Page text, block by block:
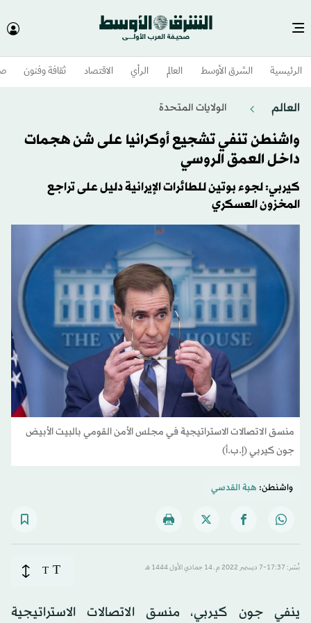
الرئيسية الشرق الأوسط​ العالم الرأي الاقتصاد ثقافة وفنون
العالم الولايات المتحدة​
واشنطن تنفي تشجيع أوكرانيا على شن هجمات
داخل العمق الروسي
كيربي: لجوء بوتين للطائرات الإيرانية دليل على تراجع
المخزون العسكري
منسق الاتصالات الاستراتيجية في مجلس الأمن القومي بالبيت الأبيض
جون كيربي (إ.ب.أ)
واشنطن: هبة القدسي
نُشر: 17:37-7 ديسمبر 2022 م ـ 14 جمادي الأول 1444 هـ T
T
ينفي جون كيربي، منسق الاتصالات الاستراتيجية